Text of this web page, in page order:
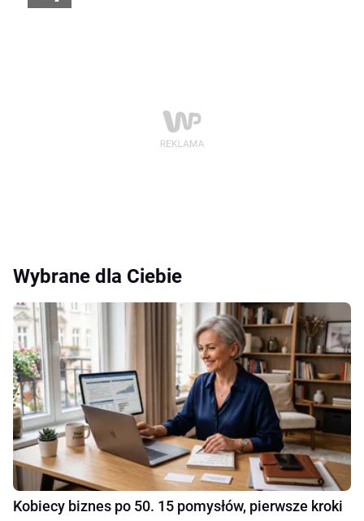
Wybrane dla Ciebie
Kobiecy biznes po 50. 15 pomysłów, pierwsze kroki